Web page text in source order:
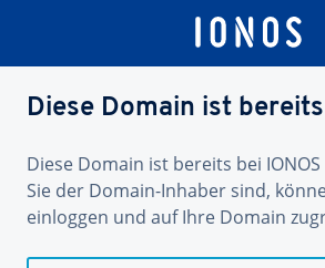
Diese Domain ist
Diese Domain ist bereits bei
Sie der Domain-Inhaber sind,
einloggen und auf Ihre Domain